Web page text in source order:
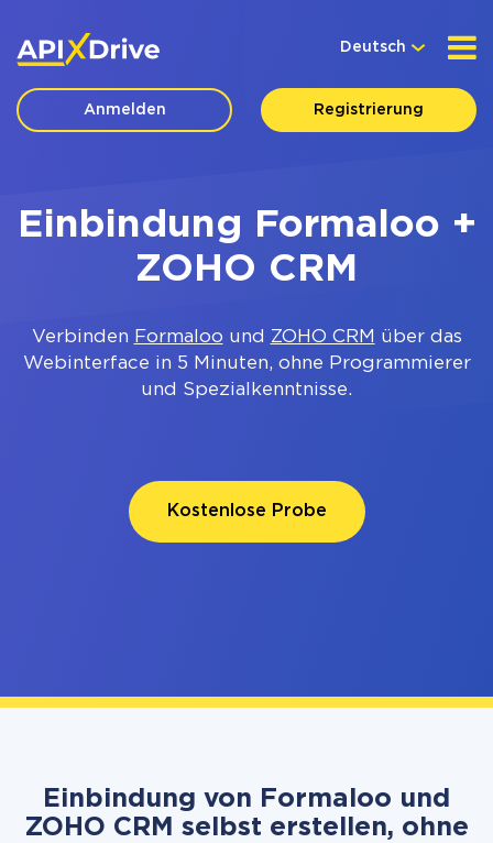
Deutsch
Anmelden Registrierung
Einbindung Formaloo +
ZOHO CRM
Verbinden Formaloo und ZOHO CRM über das
Webinterface in 5 Minuten, ohne Programmierer
und Spezialkenntnisse.
Kostenlose Probe
Einbindung von Formaloo und
ZOHO CRM selbst erstellen, ohne